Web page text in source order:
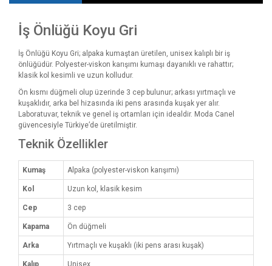
İş Önlüğü Koyu Gri
İş Önlüğü Koyu Gri; alpaka kumaştan üretilen, unisex kalıplı bir iş
önlüğüdür. Polyester-viskon karışımı kumaşı dayanıklı ve rahattır;
klasik kol kesimli ve uzun kolludur.
Ön kısmı düğmeli olup üzerinde 3 cep bulunur; arkası yırtmaçlı ve
kuşaklıdır, arka bel hizasında iki pens arasında kuşak yer alır.
Laboratuvar, teknik ve genel iş ortamları için idealdir. Moda Canel
güvencesiyle Türkiye’de üretilmiştir.
Teknik Özellikler
Kumaş Alpaka (polyester-viskon karışımı)
Kol Uzun kol, klasik kesim
Cep 3 cep
Kapama Ön düğmeli
Arka Yırtmaçlı ve kuşaklı (iki pens arası kuşak)
Kalıp Unisex